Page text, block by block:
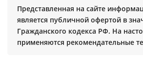
Представленная на сайте
является публичной офертой в
Гражданского кодекса РФ. На
применяются рекомендательные